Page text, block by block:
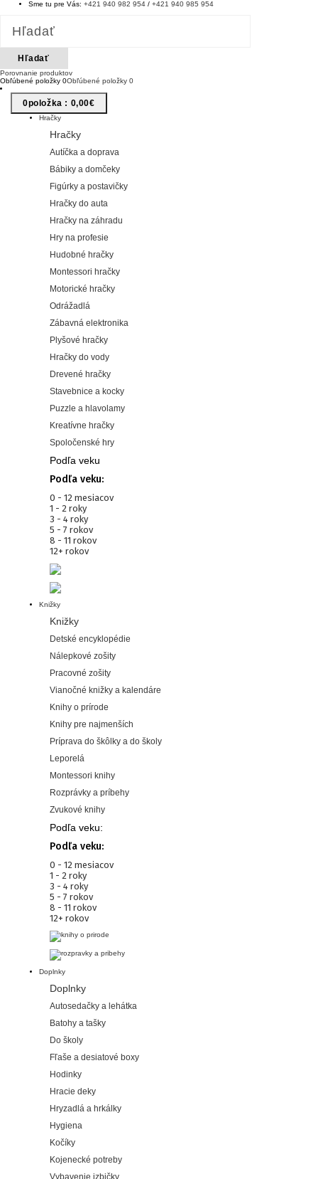
Sme tu pre Vás: +421 940 982 954 / +421 940 985 954
Hľadať
Porovnanie produktov
Obľúbené položky 0Obľúbené položky 0
0Položka : 0,00€
Hračky
Hračky
Autíčka a doprava
Bábiky a domčeky
Figúrky a postavičky
Hračky do auta
Hračky na záhradu
Hry na profesie
Hudobné hračky
Montessori hračky
Motorické hračky
Odrážadlá
Zábavná elektronika
Plyšové hračky
Hračky do vody
Drevené hračky
Stavebnice a kocky
Puzzle a hlavolamy
Kreatívne hračky
Spoločenské hry
Podľa veku
Podľa veku:
0 - 12 mesiacov
1 - 2 roky
3 - 4 roky
5 - 7 rokov
8 - 11 rokov
12+ rokov
Knižky
Knižky
Detské encyklopédie
Nálepkové zošity
Pracovné zošity
Vianočné knižky a kalendáre
Knihy o prírode
Knihy pre najmenších
Príprava do škôlky a do školy
Leporelá
Montessori knihy
Rozprávky a príbehy
Zvukové knihy
Podľa veku:
Podľa veku:
0 - 12 mesiacov
1 - 2 roky
3 - 4 roky
5 - 7 rokov
8 - 11 rokov
12+ rokov
Doplnky
Doplnky
Autosedačky a lehátka
Batohy a tašky
Do školy
Fľaše a desiatové boxy
Hodinky
Hracie deky
Hryzadlá a hrkálky
Hygiena
Kočíky
Kojenecké potreby
Vybavenie izbičky